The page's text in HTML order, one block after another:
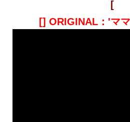
[
[] ORIGINAL：'マ